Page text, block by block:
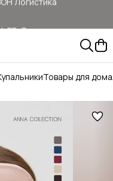
COLLECTION
Товары для дома